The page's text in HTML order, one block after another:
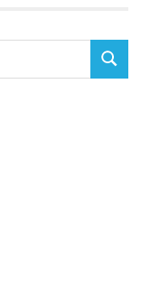
SEARCH